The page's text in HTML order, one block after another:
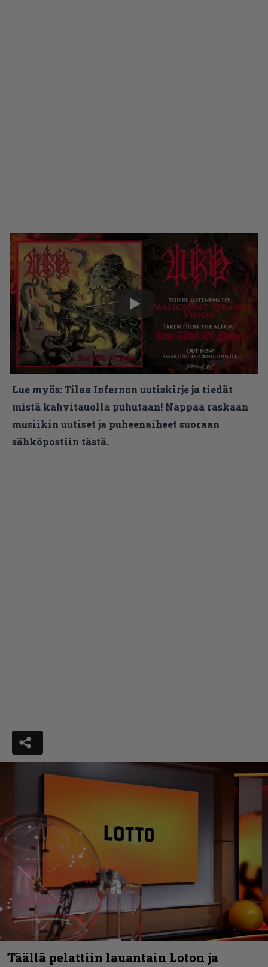
Lue myös:Tilaa Infernon uutiskirje ja tiedät
mistä kahvitauolla puhutaan! Nappaa raskaan
musiikin uutiset ja puheenaiheet suoraan
sähköpostiin tästä.
Täällä pelattiin lauantain Loton ja